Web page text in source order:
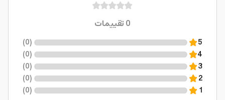
0تقييمات
5
(
0
)
4
(
0
)
3
(
0
)
2
(
0
)
1
(
0
)